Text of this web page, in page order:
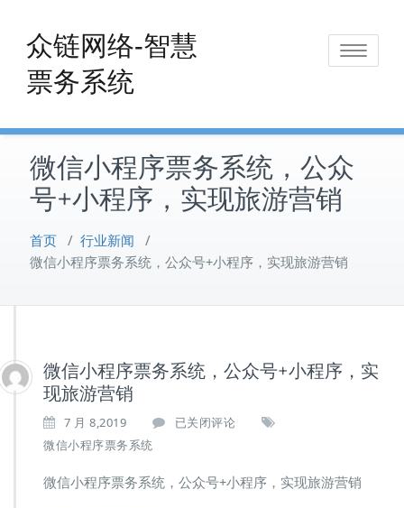
content
众链网络-智慧
票务系统
Toggle
微信小程序票务系统，公众
号+小程序，实现旅游营销
首页 / 行业新闻 /
微信小程序票务系统，公众号+小程序，实现旅游营销
微信小程序票务系统，公众号+小程序，实
现旅游营销
7 月 8,2019
微
程
序
已关闭评论
微信小程序票务系统
微信小程序票务系统，公众号+小程序，实现旅游营销